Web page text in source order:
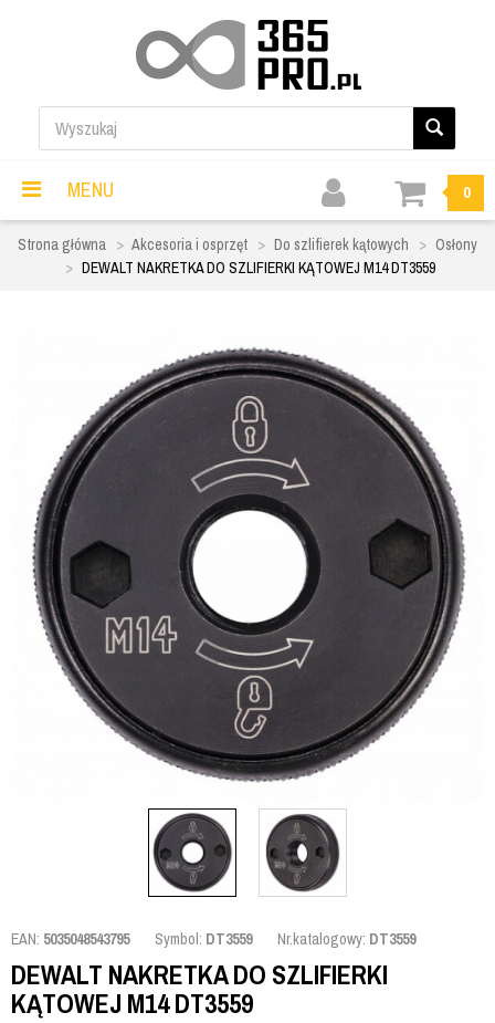
MENU 0
Strona główna Akcesoria i osprzęt Do szlifierek kątowych
Osłony
DEWALT NAKRETKA DO SZLIFIERKI KĄTOWEJ M14 DT3559
EAN: 5035048543795 Symbol: DT3559 Nr.katalogowy: DT3559
DEWALT NAKRETKA DO SZLIFIERKI
KĄTOWEJ M14 DT3559